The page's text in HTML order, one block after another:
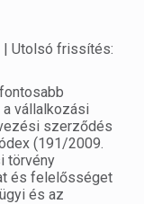
| Utolsó frissítés:
a vállalkozási
szerződés
(191/2009.
törvény
és felelősséget
és az